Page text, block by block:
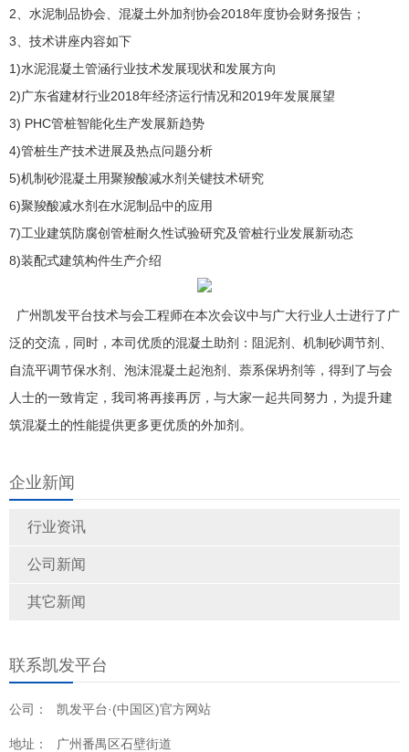
企业新闻
行业资讯
公司新闻
其它新闻
联系凯发平台
公司： 凯发平台·(中国区)官方网站
地址： 广州番禺区石壁街道
2、水泥制品协会、混凝土外加剂协会2018年度协会财务报告；
3、技术讲座内容如下
1)水泥混凝土管涵行业技术发展现状和发展方向
2)广东省建材行业2018年经济运行情况和2019年发展展望
3) PHC管桩智能化生产发展新趋势
4)管桩生产技术进展及热点问题分析
5)机制砂混凝土用聚羧酸减水剂关键技术研究
6)聚羧酸减水剂在水泥制品中的应用
7)工业建筑防腐创管桩耐久性试验研究及管桩行业发展新动态
8)装配式建筑构件生产介绍
广州凯发平台技术与会工程师在本次会议中与广大行业人士进行了广
泛的交流，同时，本司优质的混凝土助剂：阻泥剂、机制砂调节剂、
自流平调节保水剂、泡沫混凝土起泡剂、萘系保坍剂等，得到了与会
人士的一致肯定，我司将再接再厉，与大家一起共同努力，为提升建
筑混凝土的性能提供更多更优质的外加剂。